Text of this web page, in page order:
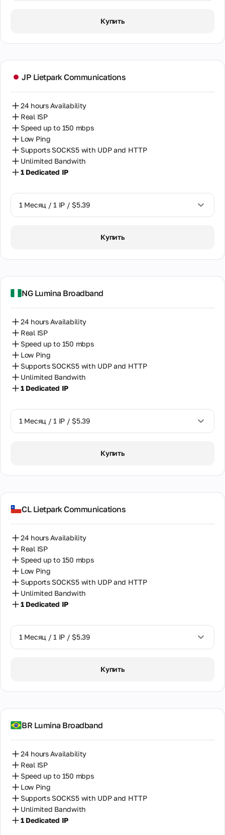
Купить
JP Lietpark Communications
24 hours Availability
Real ISP
Speed up to 150 mbps
Low Ping
Supports SOCKS5 with UDP and HTTP
Unlimited Bandwith
1 Dedicated IP
1 Месяц / 1 IP / $5.39
Купить
NG Lumina Broadband
24 hours Availability
Real ISP
Speed up to 150 mbps
Low Ping
Supports SOCKS5 with UDP and HTTP
Unlimited Bandwith
1 Dedicated IP
1 Месяц / 1 IP / $5.39
Купить
CL Lietpark Communications
24 hours Availability
Real ISP
Speed up to 150 mbps
Low Ping
Supports SOCKS5 with UDP and HTTP
Unlimited Bandwith
1 Dedicated IP
1 Месяц / 1 IP / $5.39
Купить
BR Lumina Broadband
24 hours Availability
Real ISP
Speed up to 150 mbps
Low Ping
Supports SOCKS5 with UDP and HTTP
Unlimited Bandwith
1 Dedicated IP